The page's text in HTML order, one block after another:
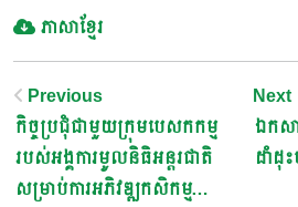
ភាសាខ្មែរ
Post
Navigation
Previous
កិច្ចប្រជុំជាមួយក្រុមបេសកកម្ម
របស់អង្គការមូលនិធិអន្តរជាតិ
សម្រាប់ការអភិវឌ្ឍកសិកម្ម
Next
ឯកសា
ដាំដុះ